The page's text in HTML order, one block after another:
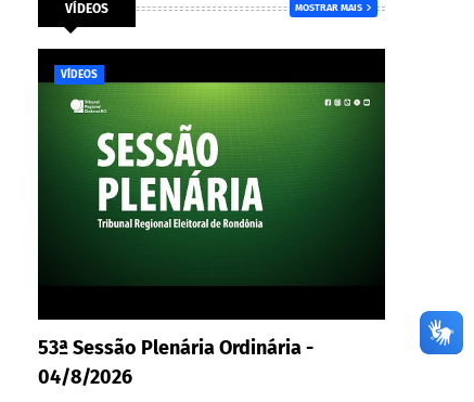
VÍDEOS MOSTRAR MAIS
VÍDEOS
53ª Sessão Plenária Ordinária -
04/8/2026